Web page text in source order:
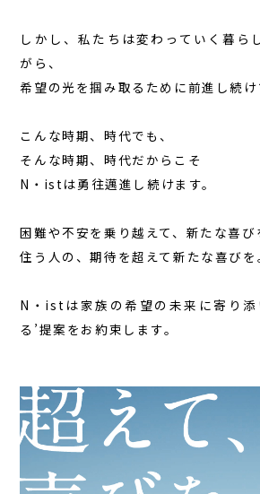
しかし、私たちは変わっていく暮ら
がら、
希望の光を掴み取るために前進し続け
こんな時期、時代でも、
そんな時期、時代だからこそ
N・istは勇往邁進し続けます。
困難や不安を乗り越えて、新たな喜び
住う人の、期待を超えて新たな喜びを
N・istは家族の希望の未来に寄り添
る’提案をお約束します。
お客様の声
N・istチャンネル
採用情報
常設モデルハウス見学予約
サイトマップ
プライバシーポリシー